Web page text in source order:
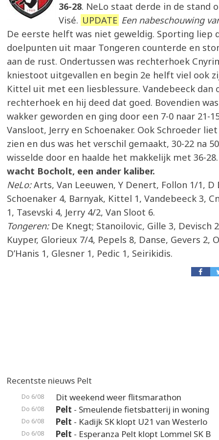
36-28. NeLo staat derde in de stand
Visé. UPDATE Een nabeschouwing
De eerste helft was niet geweldig. Sporting liep
doelpunten uit maar Tongeren counterde en
aan de rust. Ondertussen was rechterhoek
kniestoot uitgevallen en begin 2e helft viel ook
Kittel uit met een liesblessure. Vandebeeck dan
rechterhoek en hij deed dat goed. Bovendien
wakker geworden en ging door een 7-0 naar 21-
Vansloot, Jerry en Schoenaker. Ook Schroeder
zien en dus was het verschil gemaakt, 30-22 na
wisselde door en haalde het makkelijk met 36-
wacht Bocholt, een ander kaliber.
NeLo:Arts, Van Leeuwen, Y Denert, Follon 1/1, D
Schoenaker 4, Barnyak, Kittel 1, Vandebeeck 3,
1, Tasevski 4, Jerry 4/2, Van Sloot 6.
Tongeren:De Knegt; Stanoilovic, Gille 3, Devisch
Kuyper, Glorieux 7/4, Pepels 8, Danse, Gevers 2,
D’Hanis 1, Glesner 1, Pedic 1, Seirikidis.
Recentste nieuws Pelt
Do 6/08 Dit weekend weer flitsmarathon
Do 6/08 Pelt - Smeulende fietsbatterij in woning
Do 6/08 Pelt - Kadijk SK klopt U21 van Westerlo
Do 6/08 Pelt - Esperanza Pelt klopt Lommel SK B